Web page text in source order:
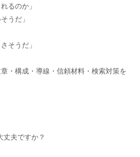
るのか」
うだ」
そうだ」
・構成・導線・信頼材料・検索対策を
夫ですか？